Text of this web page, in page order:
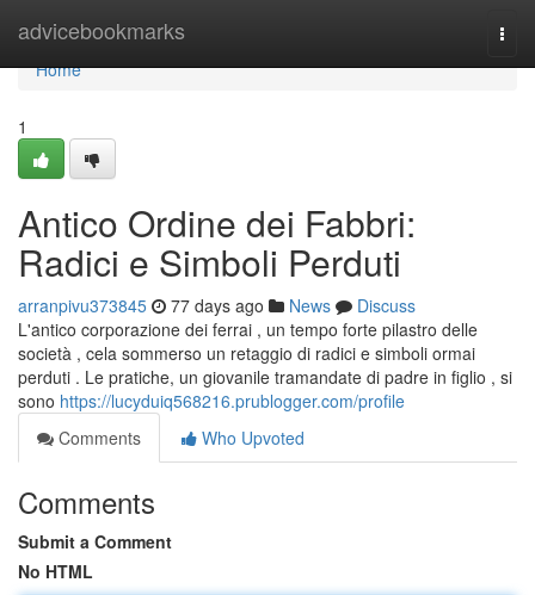
advicebookmarks
Home
Home
1
Antico Ordine dei Fabbri:
Radici e Simboli Perduti
arranpivu373845 77 days ago News
Discuss
L'antico corporazione dei ferrai , un tempo forte pilastro delle
società , cela sommerso un retaggio di radici e simboli ormai
perduti . Le pratiche, un giovanile tramandate di padre in figlio , si
sono https://lucyduiq568216.prublogger.com/profile
Comments
Who Upvoted
Comments
Submit a Comment
No HTML